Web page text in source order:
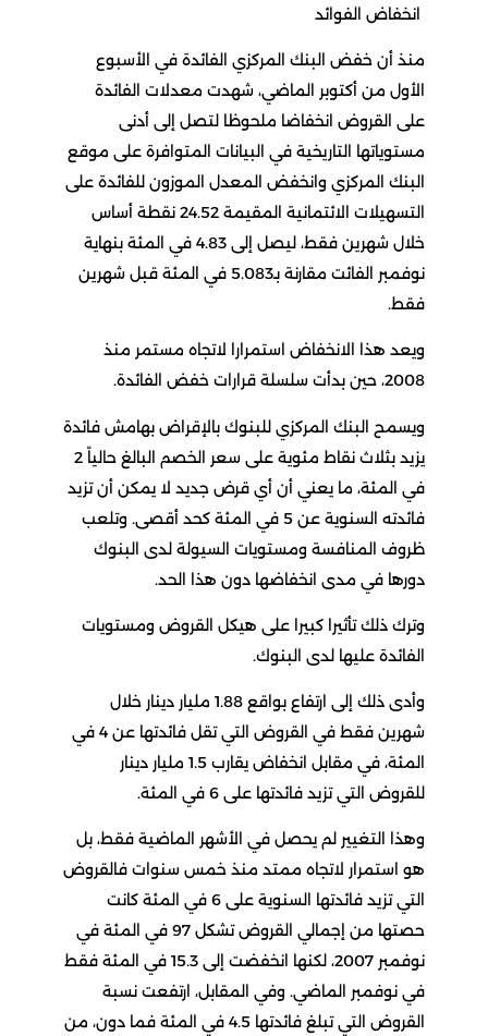
انخفاض الفوائد
منذ أن خفض البنك المركزي الفائدة في الأسبوع
الأول من أكتوبر الماضي، شهدت معدلات الفائدة
على القروض انخفاضا ملحوظا لتصل إلى أدنى
مستوياتها التاريخية في البيانات المتوافرة على موقع
البنك المركزي وانخفض المعدل الموزون للفائدة على
التسهيلات الائتمانية المقيمة 24.52 نقطة أساس
خلال شهرين فقط، ليصل إلى 4.83 في المئة بنهاية
نوفمبر الفائت مقارنة بـ5.083 في المئة قبل شهرين
فقط.
ويعد هذا الانخفاض استمرارا لاتجاه مستمر منذ
2008، حين بدأت سلسلة قرارات خفض الفائدة.
ويسمح البنك المركزي للبنوك بالإقراض بهامش فائدة
يزيد بثلاث نقاط مئوية على سعر الخصم البالغ حالياً 2
في المئة، ما يعني أن أي قرض جديد لا يمكن أن تزيد
فائدته السنوية عن 5 في المئة كحد أقصى. وتلعب
ظروف المنافسة ومستويات السيولة لدى البنوك
دورها في مدى انخفاضها دون هذا الحد.
وترك ذلك تأثيرا كبيرا على هيكل القروض ومستويات
الفائدة عليها لدى البنوك.
وأدى ذلك إلى ارتفاع بواقع 1.88 مليار دينار خلال
شهرين فقط في القروض التي تقل فائدتها عن 4 في
المئة، في مقابل انخفاض يقارب 1.5 مليار دينار
للقروض التي تزيد فائدتها على 6 في المئة.
وهذا التغيير لم يحصل في الأشهر الماضية فقط، بل
هو استمرار لاتجاه ممتد منذ خمس سنوات فالقروض
التي تزيد فائدتها السنوية على 6 في المئة كانت
حصتها من إجمالي القروض تشكل 97 في المئة في
نوفمبر 2007، لكنها انخفضت إلى 15.3 في المئة فقط
في نوفمبر الماضي. وفي المقابل، ارتفعت نسبة
القروض التي تبلغ فائدتها 4.5 في المئة فما دون، من